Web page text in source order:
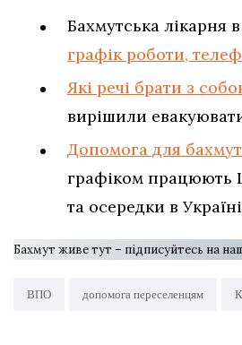
Бахмутська лікарня
графік роботи,
Які речі брати з
вирішили
Допомога для
графіком працюють
та осередки в Україні
Бахмут живе тут – підписуйтесь на
ВПО допомога переселенцям